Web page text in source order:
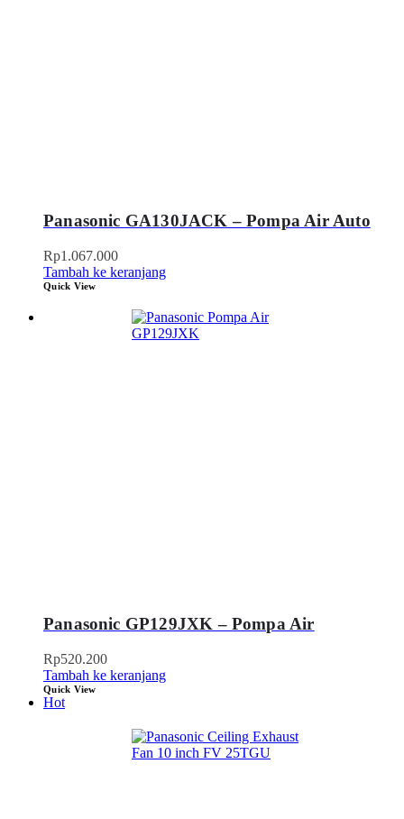
Panasonic GA130JACK – Pompa Air Auto
Rp1.067.000
Tambah ke keranjang
Quick View
Panasonic GP129JXK – Pompa Air
Rp520.200
Tambah ke keranjang
Quick View
Hot